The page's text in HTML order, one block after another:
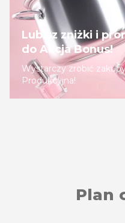
Lubisz zniżki i
do Akcja Bonus!
Wystarczy zrobić
Produkcyjna!
Plan